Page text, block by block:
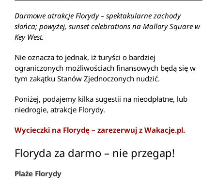
Darmowe atrakcje Florydy – spektakularne zachody
słońca; powyżej, sunset celebrations na Mallory Square w
Key West.
Nie oznacza to jednak, iż turyści o bardziej
ograniczonych możliwościach finansowych będą się w
tym zakątku Stanów Zjednoczonych nudzić.
Poniżej, podajemy kilka sugestii na nieodpłatne, lub
niedrogie, atrakcje Florydy.
Wycieczki na Florydę – zarezerwuj z Wakacje.pl.
Floryda za darmo – nie przegap!
Plaże Florydy